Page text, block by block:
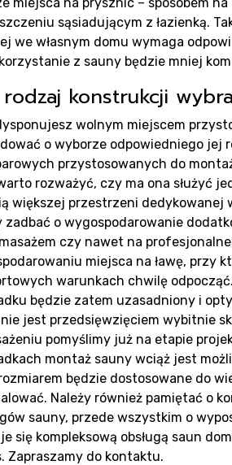
sąsiadującym z łazienką.
we własnym domu wymaga
korzystanie z sauny będzie mniej
rodzaj konstrukcji
wolnym miejscem
o wyborze odpowiedniego jej
przystosowanych do
rozważyć, czy ma ona służyć
większej przestrzeni dedykowanej
zadbać o wygospodarowanie
czy nawet na
miejsca na ławę, przy
warunkach chwilę
będzie zatem uzasadniony i
jest przedsięwzięciem wybitnie
pomyślimy już na etapie
montaż sauny wciąż jest
będzie dostosowane do
Należy również pamiętać o
sauny, przede wszystkim o
się kompleksową obsługą saun
Zapraszamy do kontaktu.